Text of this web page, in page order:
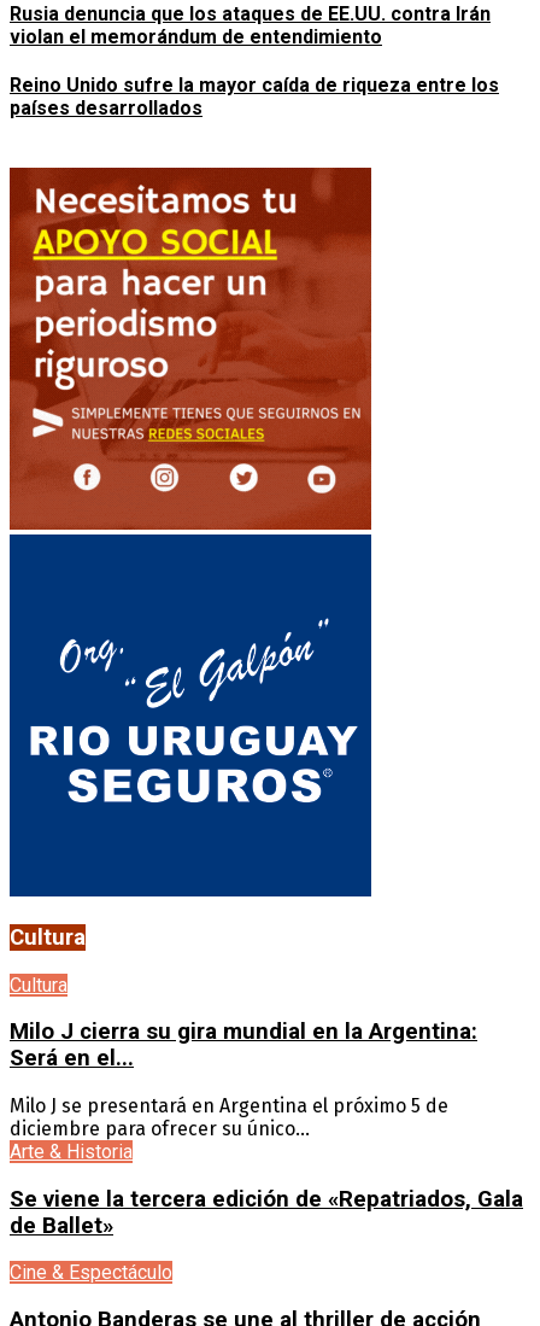
Rusia denuncia que los ataques de EE.UU. contra Irán
violan el memorándum de entendimiento
Reino Unido sufre la mayor caída de riqueza entre los
países desarrollados
Cultura
Cultura
Milo J cierra su gira mundial en la Argentina:
Será en el...
Milo J se presentará en Argentina el próximo 5 de
diciembre para ofrecer su único...
Arte & Historia
Se viene la tercera edición de «Repatriados, Gala
de Ballet»
Cine & Espectáculo
Antonio Banderas se une al thriller de acción